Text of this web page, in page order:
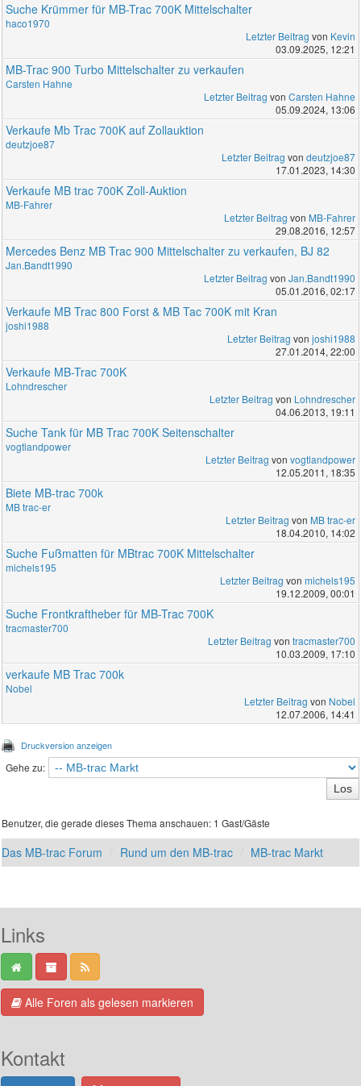
Suche Krümmer für MB-Trac 700K Mittelschalter
haco1970
Letzter Beitrag von Kevin
03.09.2025, 12:21
MB-Trac 900 Turbo Mittelschalter zu verkaufen
Carsten Hahne
Letzter Beitrag von Carsten Hahne
05.09.2024, 13:06
Verkaufe Mb Trac 700K auf Zollauktion
deutzjoe87
Letzter Beitrag von deutzjoe87
17.01.2023, 14:30
Verkaufe MB trac 700K Zoll-Auktion
MB-Fahrer
Letzter Beitrag von MB-Fahrer
29.08.2016, 12:57
Mercedes Benz MB Trac 900 Mittelschalter zu verkaufen, BJ 82
Jan.Bandt1990
Letzter Beitrag von Jan.Bandt1990
05.01.2016, 02:17
Verkaufe MB Trac 800 Forst & MB Tac 700K mit Kran
joshi1988
Letzter Beitrag von joshi1988
27.01.2014, 22:00
Verkaufe MB-Trac 700K
Lohndrescher
Letzter Beitrag von Lohndrescher
04.06.2013, 19:11
Suche Tank für MB Trac 700K Seitenschalter
vogtlandpower
Letzter Beitrag von vogtlandpower
12.05.2011, 18:35
Biete MB-trac 700k
MB trac-er
Letzter Beitrag von MB trac-er
18.04.2010, 14:02
Suche Fußmatten für MBtrac 700K Mittelschalter
michels195
Letzter Beitrag von michels195
19.12.2009, 00:01
Suche Frontkraftheber für MB-Trac 700K
tracmaster700
Letzter Beitrag von tracmaster700
10.03.2009, 17:10
verkaufe MB Trac 700k
Nobel
Letzter Beitrag von Nobel
12.07.2006, 14:41
Druckversion anzeigen
Gehe zu:
Benutzer, die gerade dieses Thema anschauen: 1 Gast/Gäste
Das MB-trac Forum Rund um den MB-trac MB-trac Markt
Links
Alle Foren als gelesen markieren
Kontakt